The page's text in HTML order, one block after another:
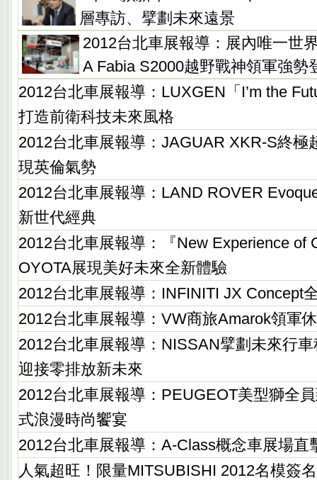
層專訪、擘劃未來遠景
2012台北車展報導：展內唯一世
A Fabia S2000越野戰神領軍強勢
2012台北車展報導：LUXGEN「I’m the
打造前衛科技未來風格
2012台北車展報導：JAGUAR XKR-S終極
現英倫氣勢
2012台北車展報導：LAND ROVER
新世代經典
2012台北車展報導：『New Experience of
OYOTA展現美好未來全新體驗
2012台北車展報導：INFINITI JX Concept
2012台北車展報導：VW商旅Amarok領軍
2012台北車展報導：NISSAN擘劃未來行
迎接零排放新未來
2012台北車展報導：PEUGEOT美型獅全
式浪漫時尚饗宴
2012台北車展報導：A-Class概念車展場直
人氣超旺！限量MITSUBISHI 2012名模簽